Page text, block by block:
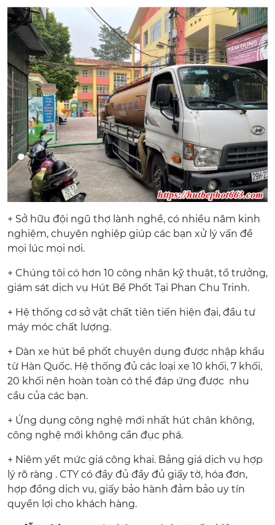
+ Sở hữu đội ngũ thợ lành nghề, có nhiều năm kinh
nghiệm, chuyên nghiệp giúp các bạn xử lý vấn đề
mọi lúc mọi nơi.
+ Chúng tôi có hơn 10 công nhân kỹ thuật, tổ trưởng,
giám sát dịch vụ Hút Bể Phốt Tại Phan Chu Trinh.
+ Hệ thống cơ sở vật chất tiên tiến hiện đại, đầu tư
máy móc chất lượng.
+ Dàn xe hút bể phốt chuyên dụng được nhập khẩu
từ Hàn Quốc. Hệ thống đủ các loại xe 10 khối, 7 khối,
20 khối nên hoàn toàn có thể đáp ứng được nhu
cầu của các bạn.
+ Ứng dụng công nghệ mới nhất hút chân không,
công nghệ mới không cần đục phá.
+ Niêm yết mức giá công khai. Bảng giá dịch vụ hợp
lý rõ ràng . CTY có đầy đủ đầy đủ giấy tờ, hóa đơn,
hợp đồng dịch vụ, giấy bảo hành đảm bảo uy tín
quyền lợi cho khách hàng.